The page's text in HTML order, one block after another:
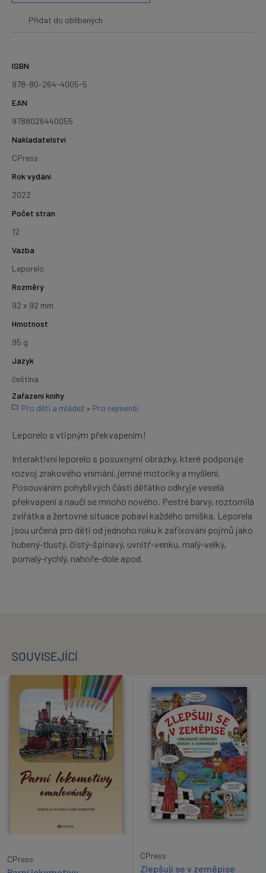
Přidat do oblíbených
ISBN
978-80-264-4005-5
EAN
9788026440055
Nakladatelství
CPress
Rok vydání
2022
Počet stran
12
Vazba
Leporelo
Rozměry
92 x 92 mm
Hmotnost
95 g
Jazyk
čeština
Zařazení knihy
Pro děti a mládež » Pro nejmenší
Leporelo s vtipným překvapením!
Interaktivní leporelo s posuvnými obrázky, které podporuje
rozvoj zrakového vnímání, jemné motoriky a myšlení.
Posouváním pohyblivých částí děťátko odkryje veselá
překvapení a naučí se mnoho nového. Pestré barvy, roztomilá
zvířátka a žertovné situace pobaví každého smíška. Leporela
jsou určená pro děti od jednoho roku k zafixování pojmů jako
hubený-tlustý, čistý-špinavý, uvnitř-venku, malý-velký,
pomalý-rychlý, nahoře-dole apod.
SOUVISEJÍCÍ
CPress CPress
Zlepšuji se v zeměpise